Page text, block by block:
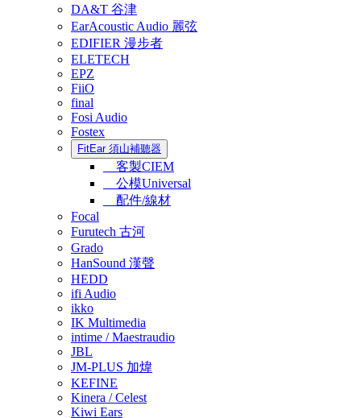
DA&T 谷津
EarAcoustic Audio 麗弦
EDIFIER 漫步者
ELETECH
EPZ
FiiO
final
Fosi Audio
Fostex
FitEar 須山補聽器
客製CIEM
公模Universal
配件/線材
Focal
Furutech 古河
Grado
HanSound 漢聲
HEDD
ifi Audio
ikko
IK Multimedia
intime / Maestraudio
JBL
JM-PLUS 加煒
KEFINE
Kinera / Celest
Kiwi Ears